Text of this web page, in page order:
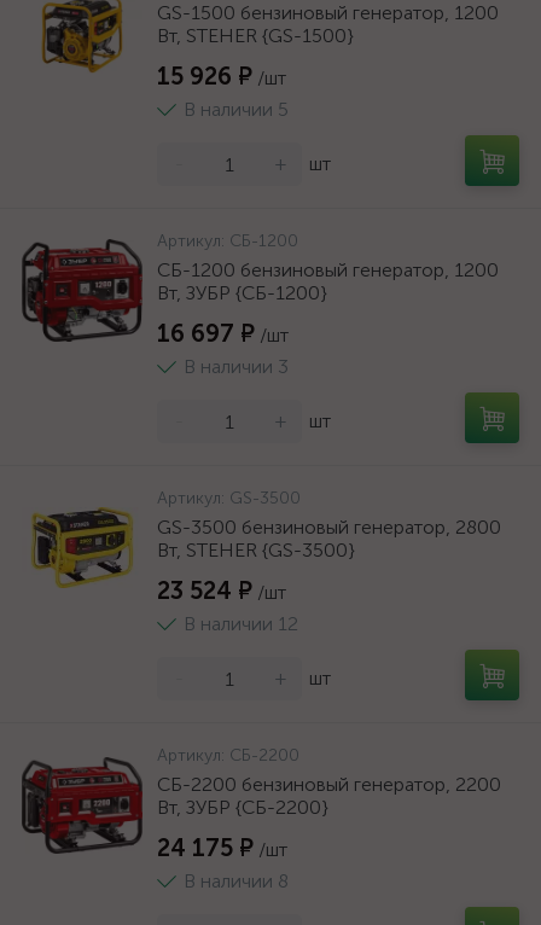
GS-1500 бензиновый генератор, 1200
Вт, STEHER {GS-1500}
15 926 ₽ /шт
В наличии 5
+ шт
Артикул: СБ-1200
СБ-1200 бензиновый генератор, 1200
Вт, ЗУБР {СБ-1200}
16 697 ₽ /шт
В наличии 3
+ шт
Артикул: GS-3500
GS-3500 бензиновый генератор, 2800
Вт, STEHER {GS-3500}
23 524 ₽ /шт
В наличии 12
+ шт
Артикул: СБ-2200
СБ-2200 бензиновый генератор, 2200
Вт, ЗУБР {СБ-2200}
24 175 ₽ /шт
В наличии 8